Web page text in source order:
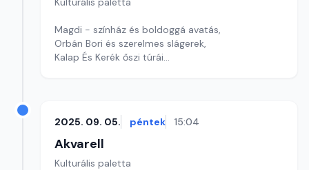
Magdi - színház és boldoggá avatás,
Orbán Bori és szerelmes slágerek,
Kalap És Kerék őszi túrái
2025. 09. 05. péntek 15:04
Akvarell
Kulturális paletta